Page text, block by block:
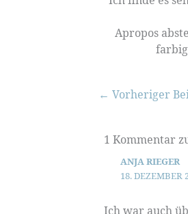
Apropos
← Vorheriger
1 Kommentar
ANJA RIEGER
18. DEZEMBER
Ich war auch